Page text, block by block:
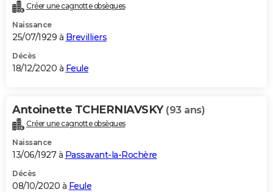
Créer une cagnotte obsèques
Naissance
25/07/1929 à Brevilliers
Décès
18/12/2020 à Feule
Antoinette TCHERNIAVSKY (93 ans)
Créer une cagnotte obsèques
Naissance
13/06/1927 à Passavant-la-Rochère
Décès
08/10/2020 à Feule